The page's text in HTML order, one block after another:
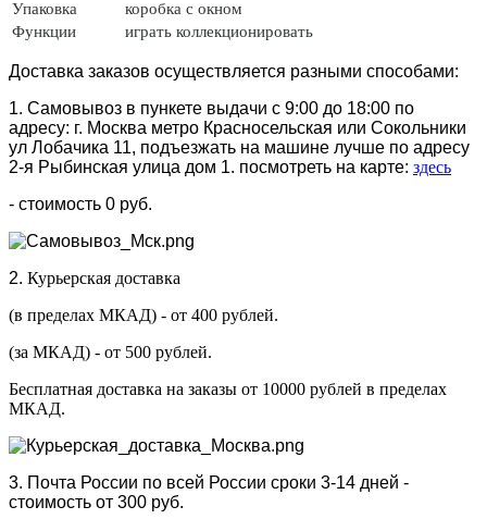
Упаковка
коробка с окном
Функции
играть коллекционировать
Доставка заказов осуществляется разными способами:
1. Самовывоз в пункете выдачи с 9:00 до 18:00 по
адресу: г. Москва метро Красносельская или Сокольники
ул Лобачика 11, подъезжать на машине лучше по адресу
2-я Рыбинская улица дом 1. посмотреть на карте: здесь
- стоимость 0 руб.
2. Курьерская доставка
(в пределах МКАД) - от 400 рублей.
(за МКАД) - от 500 рублей.
Бесплатная доставка на заказы от 10000 рублей в пределах
МКАД.
3. Почта России по всей России сроки 3-14 дней -
стоимость от 300 руб.